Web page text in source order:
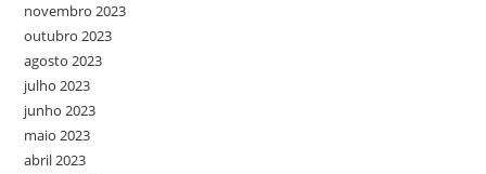
novembro 2023
outubro 2023
agosto 2023
julho 2023
junho 2023
maio 2023
abril 2023